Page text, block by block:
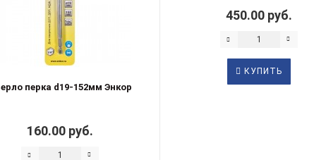
перка d19-152мм Энкор
160.00 руб.
450.00 руб.
КУПИТЬ